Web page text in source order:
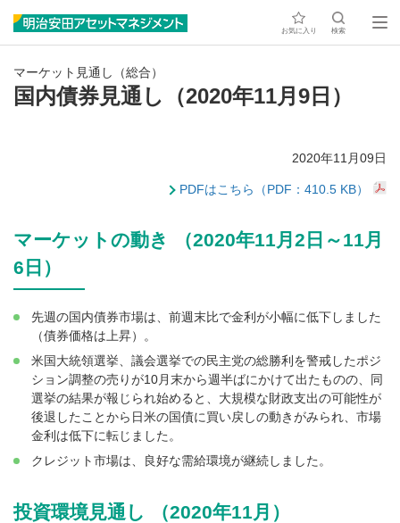
お気に入り 検索
マーケット見通し（総合）
国内債券見通し（2020年11月9日）
2020年11月09日
PDFはこちら（PDF：410.5 KB）
マーケットの動き （2020年11月2日～11月
6日）
先週の国内債券市場は、前週末比で金利が小幅に低下しました
（債券価格は上昇）。
米国大統領選挙、議会選挙での民主党の総勝利を警戒したポジ
ション調整の売りが10月末から週半ばにかけて出たものの、同
選挙の結果が報じられ始めると、大規模な財政支出の可能性が
後退したことから日米の国債に買い戻しの動きがみられ、市場
金利は低下に転じました。
クレジット市場は、良好な需給環境が継続しました。
投資環境見通し （2020年11月）